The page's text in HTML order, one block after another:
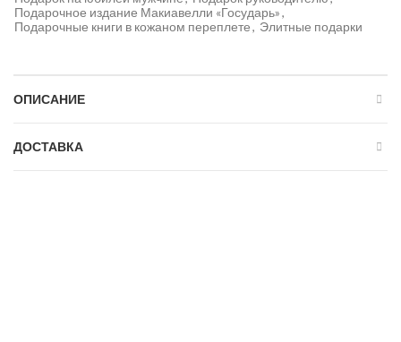
Подарочное издание Макиавелли «Государь»,
Подарочные книги в кожаном переплете, Элитные подарки
ОПИСАНИЕ
ДОСТАВКА